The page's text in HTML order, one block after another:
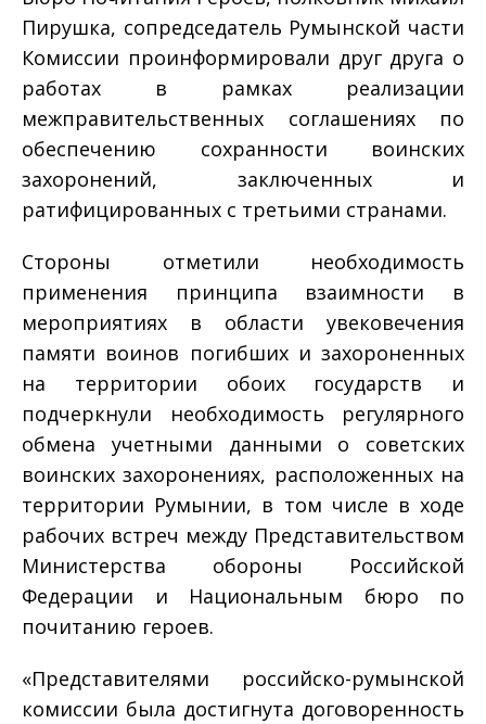
Пирушка, сопредседатель Румынской части
Комиссии проинформировали друг друга о
работах в рамках реализации
межправительственных соглашениях по
обеспечению сохранности воинских
захоронений, заключенных и
ратифицированных с третьими странами.
Стороны отметили необходимость
применения принципа взаимности в
мероприятиях в области увековечения
памяти воинов погибших и захороненных
на территории обоих государств и
подчеркнули необходимость регулярного
обмена учетными данными о советских
воинских захоронениях, расположенных на
территории Румынии, в том числе в ходе
рабочих встреч между Представительством
Министерства обороны Российской
Федерации и Национальным бюро по
почитанию героев.
«Представителями российско-румынской
комиссии была достигнута договоренность